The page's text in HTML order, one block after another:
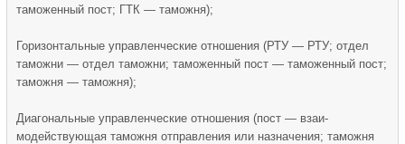
таможенный пост; ГТК — таможня);
Горизонтальные управленческие отношения (РТУ — РТУ; отдел
таможни — отдел таможни; таможенный пост — таможенный пост;
таможня — таможня);
Диагональные управленческие отношения (пост — взаи­
модействующая таможня отправления или назначения; таможня